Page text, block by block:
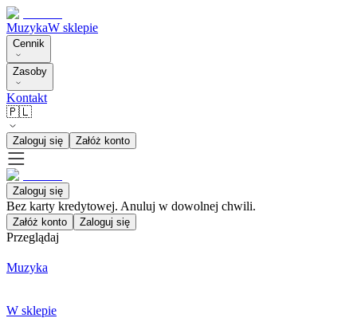
MuzykaW sklepie
Cennik
Zasoby
Kontakt
🇵🇱
Zaloguj się Załóż konto
Zaloguj się
Bez karty kredytowej. Anuluj w dowolnej chwili.
Załóż konto Zaloguj się
Przeglądaj
Muzyka
W sklepie